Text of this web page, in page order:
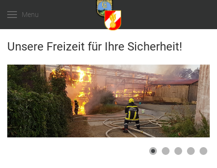
Menu
Unsere Freizeit für Ihre Sicherheit!